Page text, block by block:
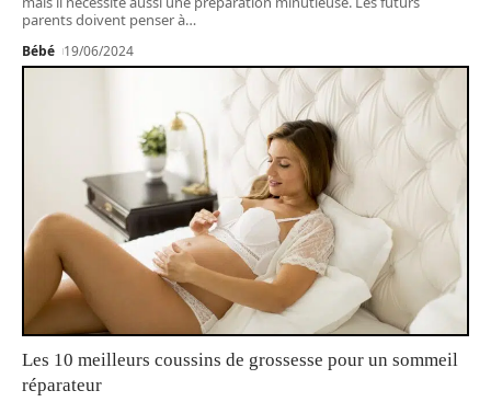
parents doivent penser à…
Bébé 19/06/2024
Les 10 meilleurs coussins de grossesse pour un sommeil
réparateur